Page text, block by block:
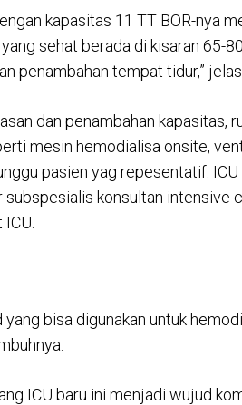
kapasitas 11 TT BOR-nya
sehat berada di kisaran 65-
penambahan tempat tidur,”
dan penambahan kapasitas,
mesin hemodialisa onsite,
pasien yag repesentatif.
subspesialis konsultan intensive
yang bisa digunakan untuk
ICU baru ini menjadi wujud